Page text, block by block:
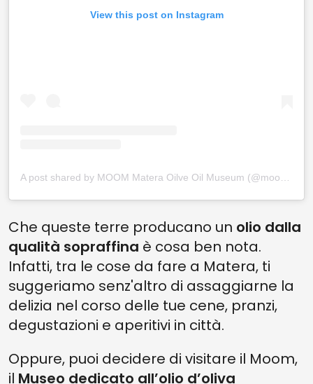
View this post on Instagram
Che queste terre producano un olio dalla
qualità sopraffina è cosa ben nota.
Infatti, tra le cose da fare a Matera, ti
suggeriamo senz'altro di assaggiarne la
delizia nel corso delle tue cene, pranzi,
degustazioni e aperitivi in città.
Oppure, puoi decidere di visitare il Moom,
il Museo dedicato all’olio d’oliva